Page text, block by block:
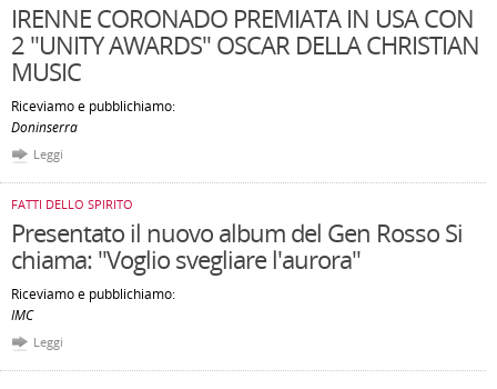
IRENNE CORONADO PREMIATA IN USA CON
2 "UNITY AWARDS" OSCAR DELLA CHRISTIAN
MUSIC
Riceviamo e pubblichiamo:
Doninserra
Leggi
FATTI DELLO SPIRITO
Presentato il nuovo album del Gen Rosso Si
chiama: "Voglio svegliare l'aurora"
Riceviamo e pubblichiamo:
IMC
Leggi